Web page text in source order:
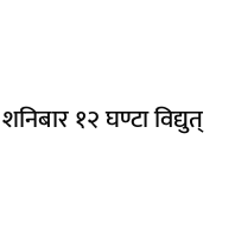
१२ घण्टा विद्युत्